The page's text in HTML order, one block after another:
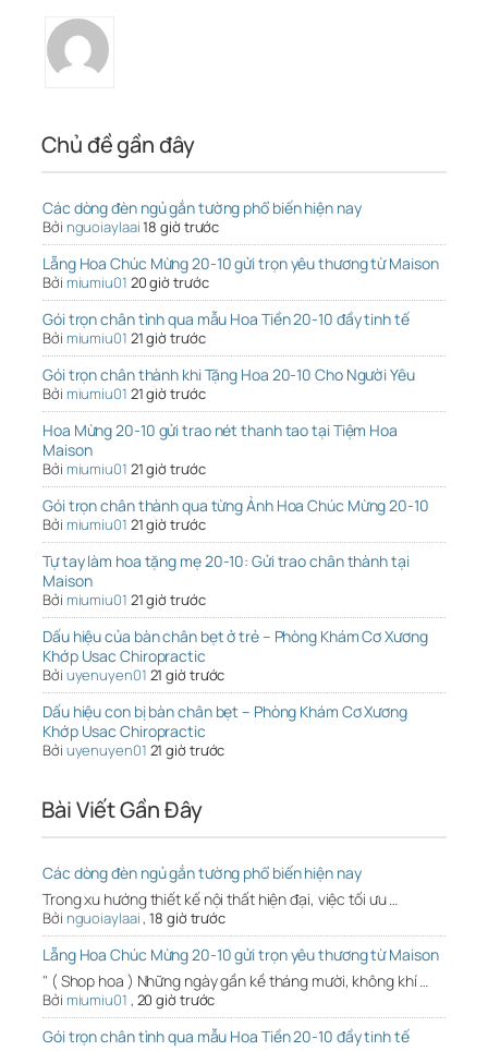
Chủ đề gần đây
Các dòng đèn ngủ gắn tường phổ biến hiện nay
Bởi nguoiaylaai18 giờ trước
Lẵng Hoa Chúc Mừng 20-10 gửi trọn yêu thương từ Maison
Bởi miumiu01 20 giờ trước
Gói trọn chân tình qua mẫu Hoa Tiền 20-10 đầy tinh tế
Bởi miumiu01 21 giờ trước
Gói trọn chân thành khi Tặng Hoa 20-10 Cho Người Yêu
Bởi miumiu01 21 giờ trước
Hoa Mừng 20-10 gửi trao nét thanh tao tại Tiệm Hoa
Maison
Bởi miumiu01 21 giờ trước
Gói trọn chân thành qua từng Ảnh Hoa Chúc Mừng 20-10
Bởi miumiu01 21 giờ trước
Tự tay làm hoa tặng mẹ 20-10: Gửi trao chân thành tại
Maison
Bởi miumiu01 21 giờ trước
Dấu hiệu của bàn chân bẹt ở trẻ – Phòng Khám Cơ Xương
Khớp Usac Chiropractic
Bởi uyenuyen01 21 giờ trước
Dấu hiệu con bị bàn chân bẹt – Phòng Khám Cơ Xương
Khớp Usac Chiropractic
Bởi uyenuyen01 21 giờ trước
Bài Viết Gần Đây
Các dòng đèn ngủ gắn tường phổ biến hiện nay
Trong xu hướng thiết kế nội thất hiện đại, việc tối ưu …
Bởi nguoiaylaai,18 giờ trước
Lẵng Hoa Chúc Mừng 20-10 gửi trọn yêu thương từ Maison
" ( Shop hoa ) Những ngày gần kề tháng mười, không khí …
Bởi miumiu01 , 20 giờ trước
Gói trọn chân tình qua mẫu Hoa Tiền 20-10 đầy tinh tế